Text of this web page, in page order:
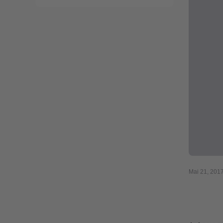
Mai 21, 2017